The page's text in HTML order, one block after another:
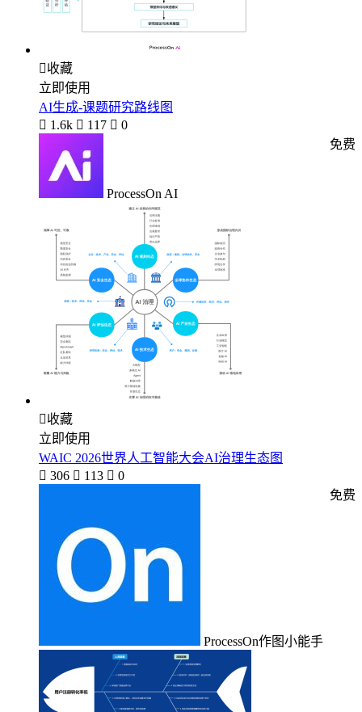
收藏
立即使用
AI生成-课题研究路线图
 1.6k  117  0
ProcessOn AI
免费
收藏
立即使用
WAIC 2026世界人工智能大会AI治理生态图
 306  113  0
ProcessOn作图小能手
免费